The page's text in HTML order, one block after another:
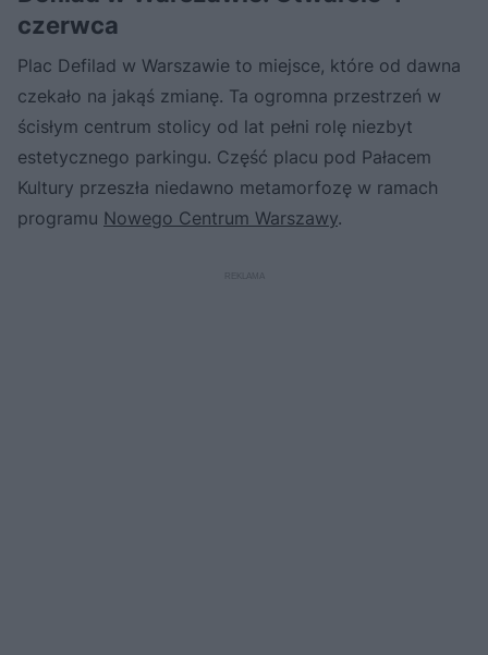
czerwca
Plac Defilad w Warszawie to miejsce, które od dawna
czekało na jakąś zmianę. Ta ogromna przestrzeń w
ścisłym centrum stolicy od lat pełni rolę niezbyt
estetycznego parkingu. Część placu pod Pałacem
Kultury przeszła niedawno metamorfozę w ramach
programu Nowego Centrum Warszawy.